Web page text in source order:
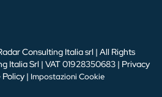
Consulting Italia srl | All Rights
Italia Srl | VAT 01928350683 | Privacy
| Impostazioni Cookie